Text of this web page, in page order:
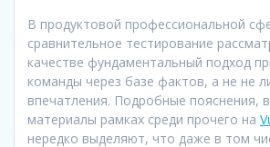
В продуктовой профессиональной
сравнительное тестирование
качестве фундаментальный подход
команды через базе фактов, а не не
впечатления. Подробные пояснения,
материалы рамках среди прочего на
нередко выделяют, что даже в том